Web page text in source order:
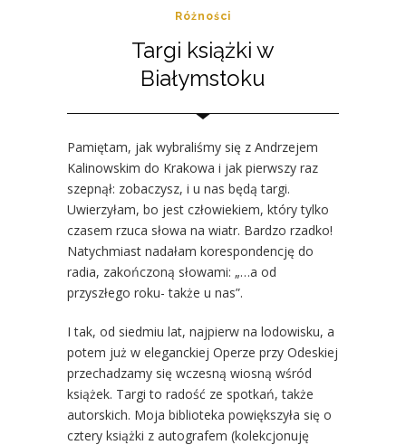
Różności
Targi książki w
Białymstoku
Pamiętam, jak wybraliśmy się z Andrzejem
Kalinowskim do Krakowa i jak pierwszy raz
szepnął: zobaczysz, i u nas będą targi.
Uwierzyłam, bo jest człowiekiem, który tylko
czasem rzuca słowa na wiatr. Bardzo rzadko!
Natychmiast nadałam korespondencję do
radia, zakończoną słowami: „…a od
przyszłego roku- także u nas”.
I tak, od siedmiu lat, najpierw na lodowisku, a
potem już w eleganckiej Operze przy Odeskiej
przechadzamy się wczesną wiosną wśród
książek. Targi to radość ze spotkań, także
autorskich. Moja biblioteka powiększyła się o
cztery książki z autografem (kolekcjonuję